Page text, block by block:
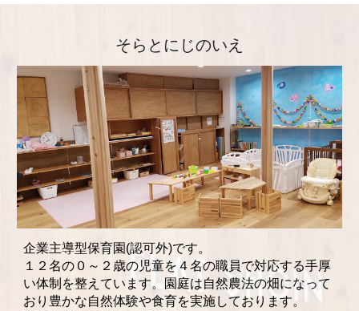
そらとにじのいえ
企業主導型保育園(認可外)です。
１２名の０～２歳の児童を４名の職員で対応する手厚
い体制を整えています。園庭は自然農法の畑になって
おり豊かな自然体験や食育を実施しております。